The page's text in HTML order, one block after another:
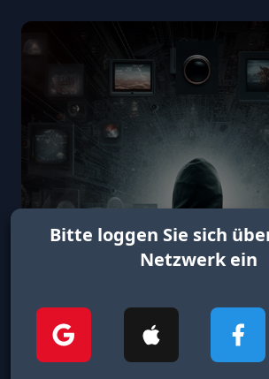
Bitte loggen Sie sich
Netzwerk ein